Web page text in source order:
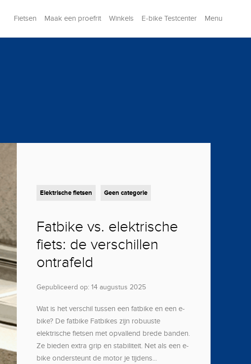
Fietsen Maak een proefrit Winkels E-bike Testcenter Menu
Elektrische fietsen Geen categorie
Fatbike vs. elektrische
fiets: de verschillen
ontrafeld
Gepubliceerd op: 14 augustus 2025
Wat is het verschil tussen een fatbike en een e-
bike? De fatbike Fatbikes zijn robuuste
elektrische fietsen met opvallend brede banden.
Ze bieden extra grip en stabiliteit. Net als een e-
bike ondersteunt de motor je tijdens...